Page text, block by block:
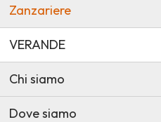
Zanzariere
VERANDE
Chi siamo
Dove siamo